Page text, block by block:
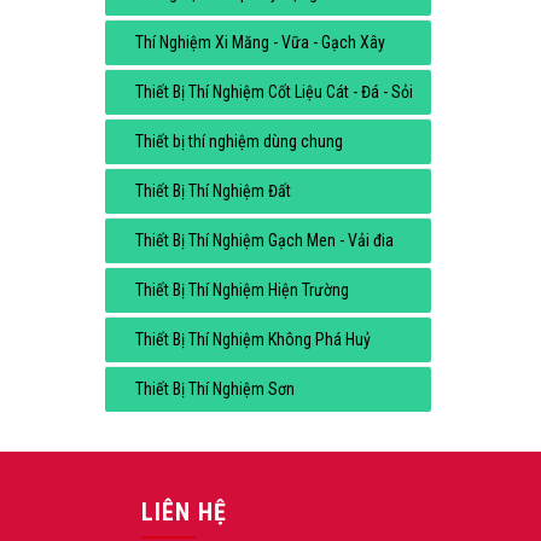
Thí Nghiệm Xi Măng - Vữa - Gạch Xây
Thiết Bị Thí Nghiệm Cốt Liệu Cát - Đá - Sỏi
Thiết bị thí nghiệm dùng chung
Thiết Bị Thí Nghiệm Đất
Thiết Bị Thí Nghiệm Gạch Men - Vải đia
Thiết Bị Thí Nghiệm Hiện Trường
Thiết Bị Thí Nghiệm Không Phá Huỷ
Thiết Bị Thí Nghiệm Sơn
LIÊN HỆ